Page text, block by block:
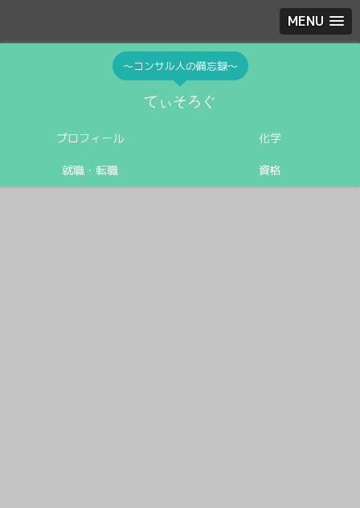
MENU
〜コンサル人の備忘録〜
てぃそろぐ
プロフィール 化学
就職・転職 資格